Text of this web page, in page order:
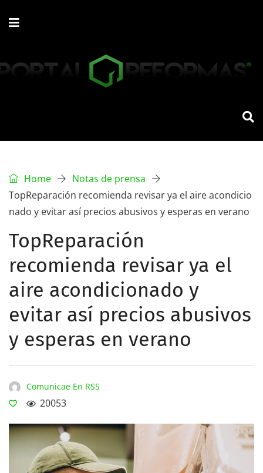
Home
Notas de prensa
TopReparación recomienda revisar ya el aire acondicio
nado y evitar así precios abusivos y esperas en verano
TopReparación
recomienda revisar ya el
aire acondicionado y
evitar así precios abusivos
y esperas en verano
Comunicae En RSS
20053